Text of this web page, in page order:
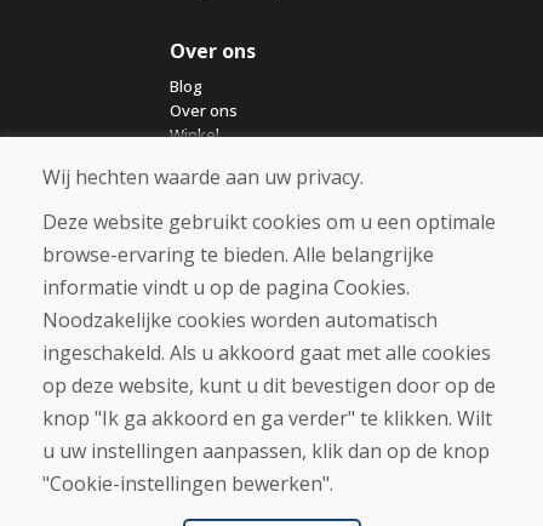
Over ons
Blog
Over ons
Winkel
Aankoop
Eshop
Algemene voorwaarden
Vervoer
Betaling
Klacht
Retourneren en ruilen van goederen
Cookies
Wij hechten waarde aan uw privacy.
Deze website gebruikt cookies om u een optimale
browse-ervaring te bieden. Alle belangrijke
informatie vindt u op de pagina Cookies.
Noodzakelijke cookies worden automatisch
ingeschakeld. Als u akkoord gaat met alle cookies
op deze website, kunt u dit bevestigen door op de
knop "Ik ga akkoord en ga verder" te klikken. Wilt
u uw instellingen aanpassen, klik dan op de knop
"Cookie-instellingen bewerken".